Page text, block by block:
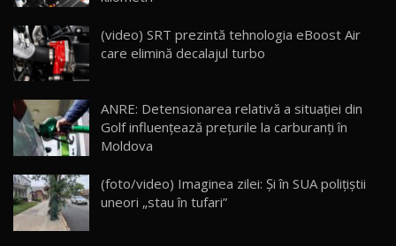
16
AutoBlogMD
13:10
17 20:06
30:08
(video) SRT prezintă tehnologia eBoost Air
care elimină decalajul turbo
ANRE: Detensionarea relativă a situației din
Golf influențează prețurile la carburanți în
Moldova
(foto/video) Imaginea zilei: Și în SUA polițiștii
uneori „stau în tufari”